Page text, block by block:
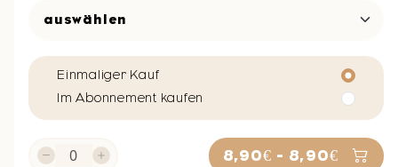
Einmaliger Kauf
Im Abonnement kaufen
8,90€ - 8,90€